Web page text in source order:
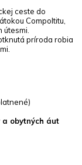
ceste do
Compoltitu,
útesmi.
príroda robia
obytných áut